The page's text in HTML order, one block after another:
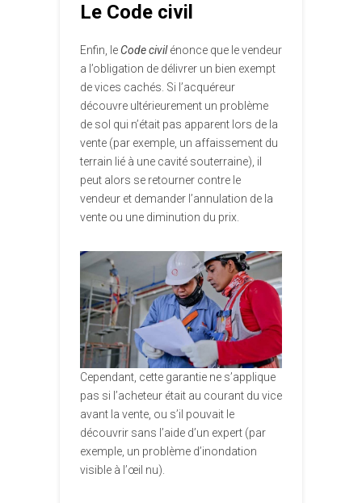
Le Code civil
Enfin, le Code civilénonce que le vendeur
a l’obligation de délivrer un bien exempt
de vices cachés. Si l’acquéreur
découvre ultérieurement un problème
de sol qui n’était pas apparent lors de la
vente (par exemple, un affaissement du
terrain lié à une cavité souterraine), il
peut alors se retourner contre le
vendeur et demander l’annulation de la
vente ou une diminution du prix.
Cependant, cette garantie ne s’applique
pas si l’acheteur était au courant du vice
avant la vente, ou s’il pouvait le
découvrir sans l’aide d’un expert (par
exemple, un problème d’inondation
visible à l’œil nu).